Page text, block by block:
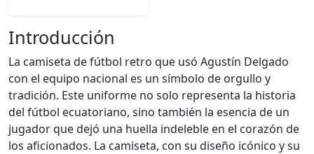
Introducción
La camiseta de fútbol retro que usó Agustín Delgado
con el equipo nacional es un símbolo de orgullo y
tradición. Este uniforme no solo representa la historia
del fútbol ecuatoriano, sino también la esencia de un
jugador que dejó una huella indeleble en el corazón de
los aficionados. La camiseta, con su diseño icónico y su